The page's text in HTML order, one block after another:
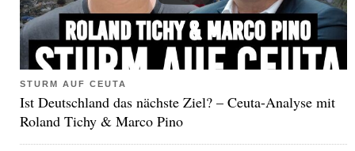
STURM AUF CEUTA
Ist Deutschland das nächste Ziel? – Ceuta-Analyse mit
Roland Tichy & Marco Pino